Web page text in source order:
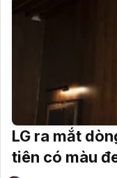
LG ra mắt
tiên có màu